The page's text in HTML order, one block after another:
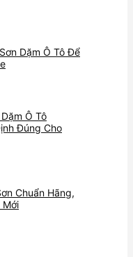
Dặm Ô Tô Để
Ô Tô
Đúng Cho
Chuẩn Hãng,
Mới